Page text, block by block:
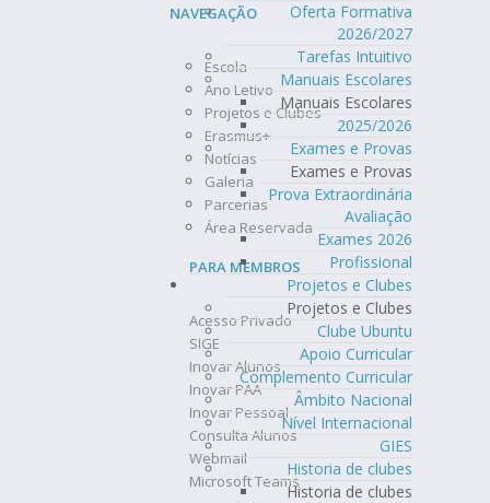
Oferta Formativa
2026/2027
Tarefas Intuitivo
Manuais Escolares
Manuais Escolares
2025/2026
Exames e Provas
Exames e Provas
Prova Extraordinária
Avaliação
Exames 2026
Profissional
Projetos e Clubes
Projetos e Clubes
Clube Ubuntu
Apoio Curricular
Complemento Curricular
Âmbito Nacional
Nível Internacional
GIES
Historia de clubes
Historia de clubes
NAVEGAÇÃO
Escola
Ano Letivo
Projetos e Clubes
Erasmus+
Notícias
Galeria
Parcerias
Área Reservada
PARA MEMBROS
Acesso Privado
SIGE
Inovar Alunos
Inovar PAA
Inovar Pessoal
Consulta Alunos
Webmail
Microsoft Teams